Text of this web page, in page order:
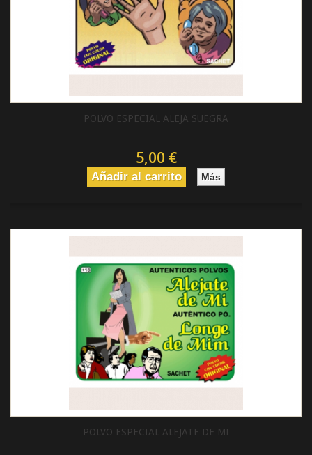
POLVO ESPECIAL ALEJA SUEGRA
5,00 €
Añadir al carrito Más
POLVO ESPECIAL ALEJATE DE MI